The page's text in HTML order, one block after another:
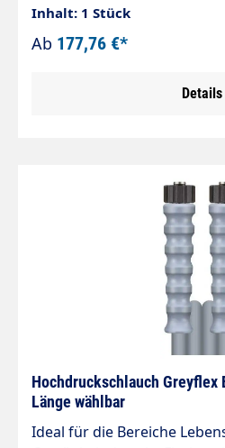
Innendurchmesser: 10mm
Drahteinlage: einlagig max.
°C Knickschutz: 2x » Nippel,
extrem leicht und
UV-, ozon- und
Vermessingte
Inhalt: 1 Stück
Ab 177,76 €*
Details
Hochdruckschlauch Greyflex
Länge wählbar
Ideal für die Bereiche